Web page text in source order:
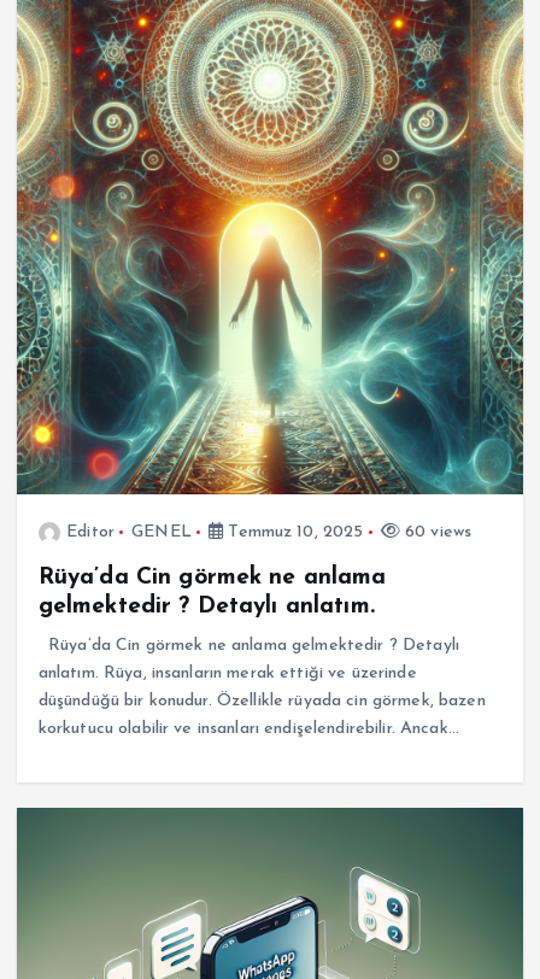
Editor GENEL Temmuz 10, 2025 60 views
Rüya’da Cin görmek ne anlama
gelmektedir ? Detaylı anlatım.
Rüya’da Cin görmek ne anlama gelmektedir ? Detaylı
anlatım. Rüya, insanların merak ettiği ve üzerinde
düşündüğü bir konudur. Özellikle rüyada cin görmek, bazen
korkutucu olabilir ve insanları endişelendirebilir. Ancak…